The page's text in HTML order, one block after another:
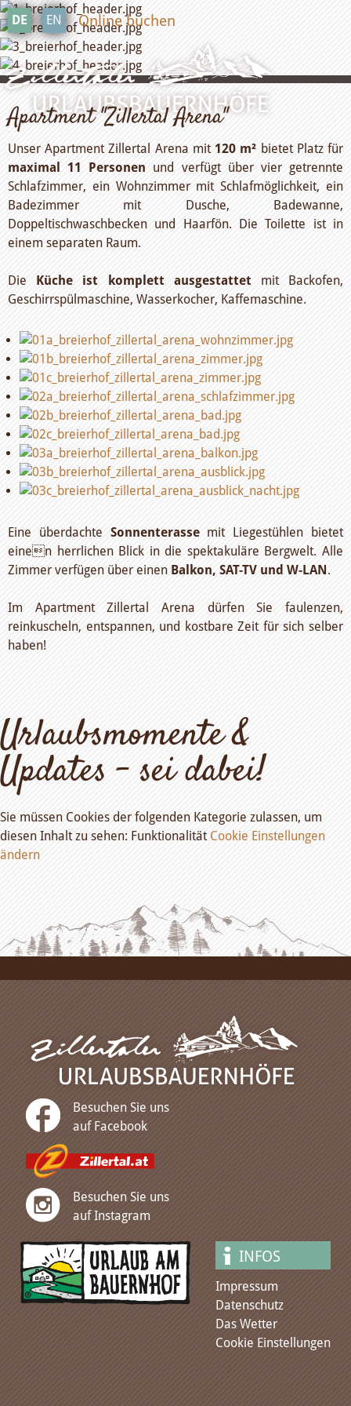
Online buchen
DE EN
Apartment "Zillertal Arena"
Unser Apartment Zillertal Arena mit 120 m² bietet Platz für
maximal 11 Personen und verfügt über vier getrennte
Schlafzimmer, ein Wohnzimmer mit Schlafmöglichkeit, ein
Badezimmer mit Dusche, Badewanne,
Doppeltischwaschbecken und Haarfön. Die Toilette ist in
einem separaten Raum.
Die Küche ist komplett ausgestattetmit Backofen,
Geschirrspülmaschine, Wasserkocher, Kaffemaschine.
Eine überdachte Sonnenterassemit Liegestühlen bietet
einen herrlichen Blick in die spektakuläre Bergwelt. Alle
Zimmer verfügen über einen Balkon, SAT-TV und W-LAN.
Im Apartment Zillertal Arena dürfen Sie faulenzen,
reinkuscheln, entspannen, und kostbare Zeit für sich selber
haben!
Urlaubsmomente &
Updates – sei dabei!
Sie müssen Cookies der folgenden Kategorie zulassen, um
diesen Inhalt zu sehen: Funktionalität Cookie Einstellungen
ändern
Besuchen Sie uns
auf Facebook
Besuchen Sie uns
auf Instagram
INFOS
Impressum
Datenschutz
Das Wetter
Cookie Einstellungen